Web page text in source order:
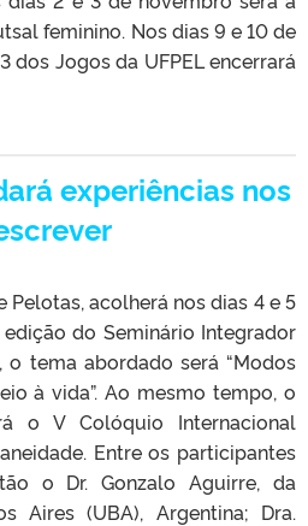
feminino. Nos dias 9 e 10 de
dos Jogos da UFPEL encerrará
experiências nos
Pelotas, acolherá nos dias 4 e 5
do Seminário Integrador
o tema abordado será “Modos
à vida”. Ao mesmo tempo, o
o V Colóquio Internacional
Entre os participantes
o Dr. Gonzalo Aguirre, da
Aires (UBA), Argentina; Dra.